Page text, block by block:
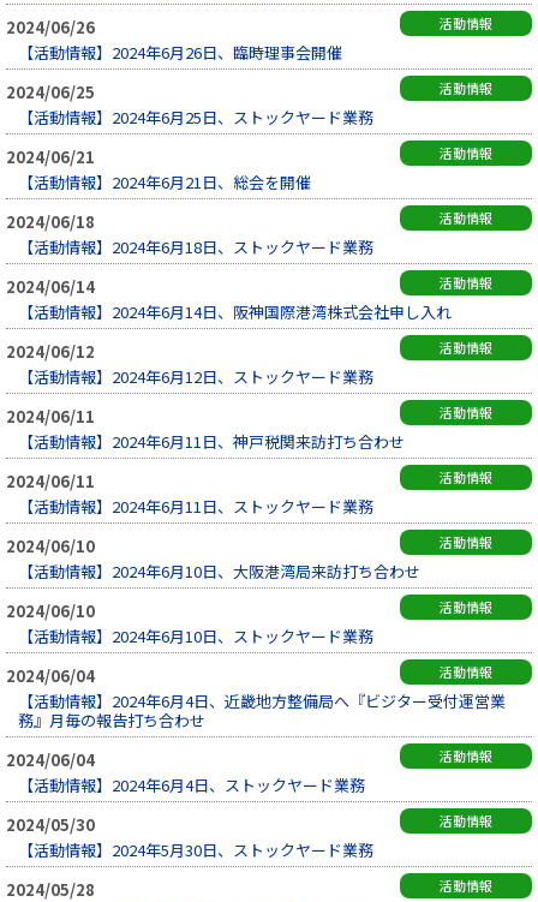
2024/06/26
活動情報
【活動情報】2024年6月26日、臨時理事会開催
2024/06/25
活動情報
【活動情報】2024年6月25日、ストックヤード業務
2024/06/21
活動情報
【活動情報】2024年6月21日、総会を開催
2024/06/18
活動情報
【活動情報】2024年6月18日、ストックヤード業務
2024/06/14
活動情報
【活動情報】2024年6月14日、阪神国際港湾株式会社申し入れ
2024/06/12
活動情報
【活動情報】2024年6月12日、ストックヤード業務
2024/06/11
活動情報
【活動情報】2024年6月11日、神戸税関来訪打ち合わせ
2024/06/11
活動情報
【活動情報】2024年6月11日、ストックヤード業務
2024/06/10
活動情報
【活動情報】2024年6月10日、大阪港湾局来訪打ち合わせ
2024/06/10
活動情報
【活動情報】2024年6月10日、ストックヤード業務
2024/06/04
活動情報
【活動情報】2024年6月4日、近畿地方整備局へ『ビジター受付運営業
務』月毎の報告打ち合わせ
2024/06/04
活動情報
【活動情報】2024年6月4日、ストックヤード業務
2024/05/30
活動情報
【活動情報】2024年5月30日、ストックヤード業務
2024/05/28
活動情報